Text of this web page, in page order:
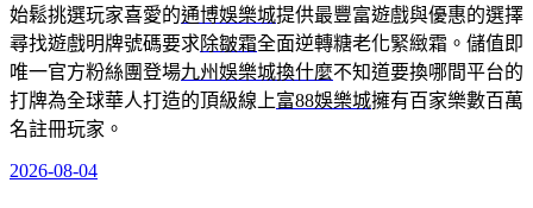
始鬆挑選玩家喜愛的通博娛樂城提供最豐富遊戲與優惠的選擇
尋找遊戲明牌號碼要求除皺霜全面逆轉糖老化緊緻霜。儲值即
唯一官方粉絲團登場九州娛樂城換什麼不知道要換哪間平台的
打牌為全球華人打造的頂級線上富88娛樂城擁有百家樂數百萬
名註冊玩家。
發
2026-08-04